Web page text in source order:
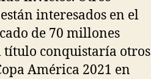
interesados en el
de 70 millones
título conquistaría otros
América 2021 en